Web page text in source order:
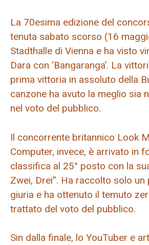
La 70esima edizione del
tenuta sabato scorso (16
Stadthalle di Vienna e ha visto
Dara con ‘Bangaranga’. La
prima vittoria in assoluto della
canzone ha avuto la meglio sia
nel voto del pubblico.
Il concorrente britannico Look
Computer, invece, è arrivato in
classifica al 25° posto con la
Zwei, Drei”. Ha raccolto solo un
giuria e ha ottenuto il temuto
trattato del voto del pubblico.
Sin dalla finale, lo YouTuber e